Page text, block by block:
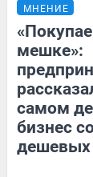
МНЕНИЕ
мешке»:
самом
бизнес
дешевых